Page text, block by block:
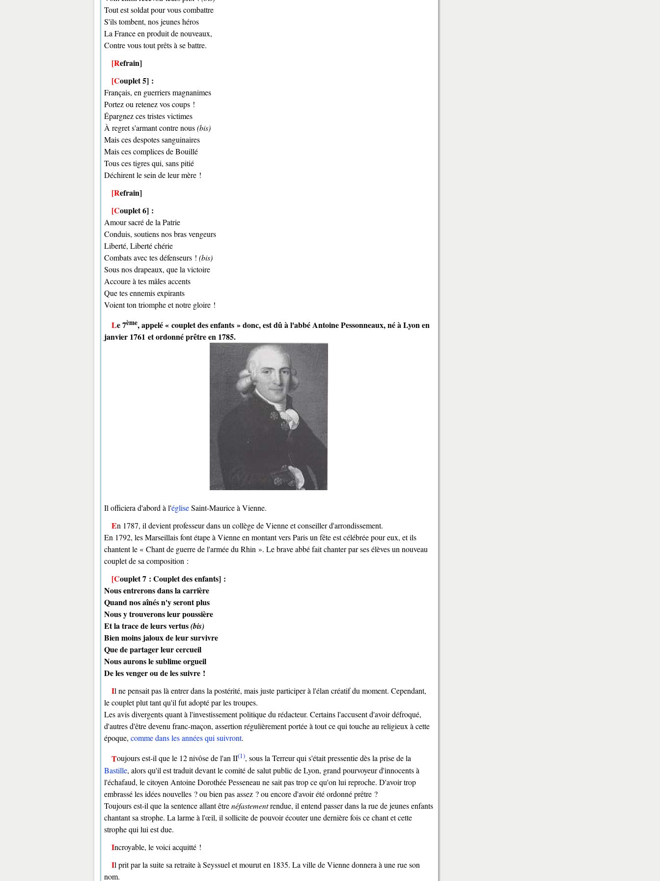
Tout est soldat pour vous combattre
S'ils tombent, nos jeunes héros
La France en produit de nouveaux,
Contre vous tout prêts à se battre.
[Refrain]
[Couplet 5] :
Français, en guerriers magnanimes
Portez ou retenez vos coups !
Épargnez ces tristes victimes
À regret s'armant contre nous(bis)
Mais ces despotes sanguinaires
Mais ces complices de Bouillé
Tous ces tigres qui, sans pitié
Déchirent le sein de leur mère !
[Refrain]
[Couplet 6] :
Amour sacré de la Patrie
Conduis, soutiens nos bras vengeurs
Liberté, Liberté chérie
Combats avec tes défenseurs ! (bis)
Sous nos drapeaux, que la victoire
Accoure à tes mâles accents
Que tes ennemis expirants
Voient ton triomphe et notre gloire !
Le 7ème, appelé « couplet des enfants » donc, est dû à l'abbé Antoine Pessonneaux, né à Lyon en
janvier 1761 et ordonné prêtre en 1785.
Il officiera d'abord à l'égliseSaint-Maurice à Vienne.
En 1787, il devient professeur dans un collège de Vienne et conseiller d'arrondissement.
En 1792, les Marseillais font étape à Vienne en montant vers Paris un fête est célébrée pour eux, et ils
chantent le « Chant de guerre de l'armée du Rhin ». Le brave abbé fait chanter par ses élèves un nouveau
couplet de sa composition :
[Couplet 7 : Couplet des enfants] :
Nous entrerons dans la carrière
Quand nos aînés n'y seront plus
Nous y trouverons leur poussière
Et la trace de leurs vertus(bis)
Bien moins jaloux de leur survivre
Que de partager leur cercueil
Nous aurons le sublime orgueil
De les venger ou de les suivre !
Il ne pensait pas là entrer dans la postérité, mais juste participer à l'élan créatif du moment. Cependant,
le couplet plut tant qu'il fut adopté par les troupes.
Les avis divergents quant à l'investissement politique du rédacteur. Certains l'accusent d'avoir défroqué,
d'autres d'être devenu franc-maçon, assertion régulièrement portée à tout ce qui touche au religieux à cette
époque, comme dans les années qui suivront.
Toujours est-il que le 12 nivôse de l'an II(1), sous la Terreur qui s'était pressentie dès la prise de la
Bastille, alors qu'il est traduit devant le comité de salut public de Lyon, grand pourvoyeur d'innocents à
l'échafaud, le citoyen Antoine Dorothée Pesseneau ne sait pas trop ce qu'on lui reproche. D'avoir trop
embrassé les idées nouvelles ? ou bien pas assez ? ou encore d'avoir été ordonné prêtre ?
Toujours est-il que la sentence allant êtrenéfastementrendue, il entend passer dans la rue de jeunes enfants
chantant sa strophe. La larme à l'œil, il sollicite de pouvoir écouter une dernière fois ce chant et cette
strophe qui lui est due.
Incroyable, le voici acquitté !
Il prit par la suite sa retraite à Seyssuel et mourut en 1835. La ville de Vienne donnera à une rue son
nom.